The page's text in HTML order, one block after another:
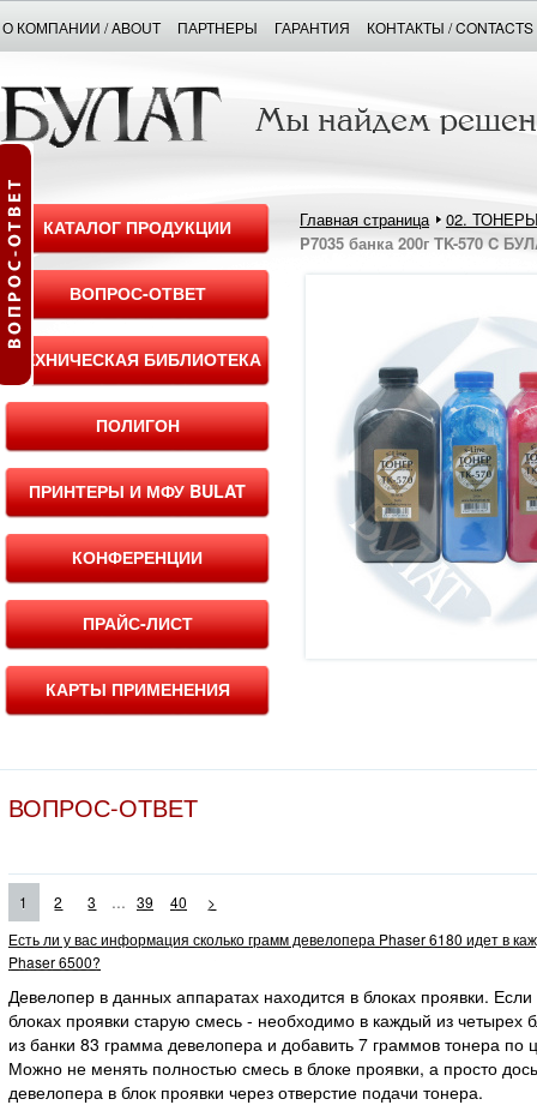
О КОМПАНИИ / ABOUT ПАРТНЕРЫ ГАРАНТИЯ КОНТАКТЫ / CONTACTS
КАТАЛОГ ПРОДУКЦИИ
ВОПРОС-ОТВЕТ
ТЕХНИЧЕСКАЯ БИБЛИОТЕКА
ПОЛИГОН
ПРИНТЕРЫ И МФУ BULAT
КОНФЕРЕНЦИИ
ПРАЙС-ЛИСТ
КАРТЫ ПРИМЕНЕНИЯ
Главная страница
02.
P7035 банка 200г TK-570 C
ВОПРОС-ОТВЕТ
1 2 3 ... 39 40
>
Есть ли у вас информация сколько грамм девелопера Phaser 6180 идет в
Phaser 6500?
Девелопер в данных аппаратах находится в блоках проявки.
блоках проявки старую смесь - необходимо в каждый из четырех
из банки 83 грамма девелопера и добавить 7 граммов тонера по
Можно не менять полностью смесь в блоке проявки, а просто
девелопера в блок проявки через отверстие подачи тонера.